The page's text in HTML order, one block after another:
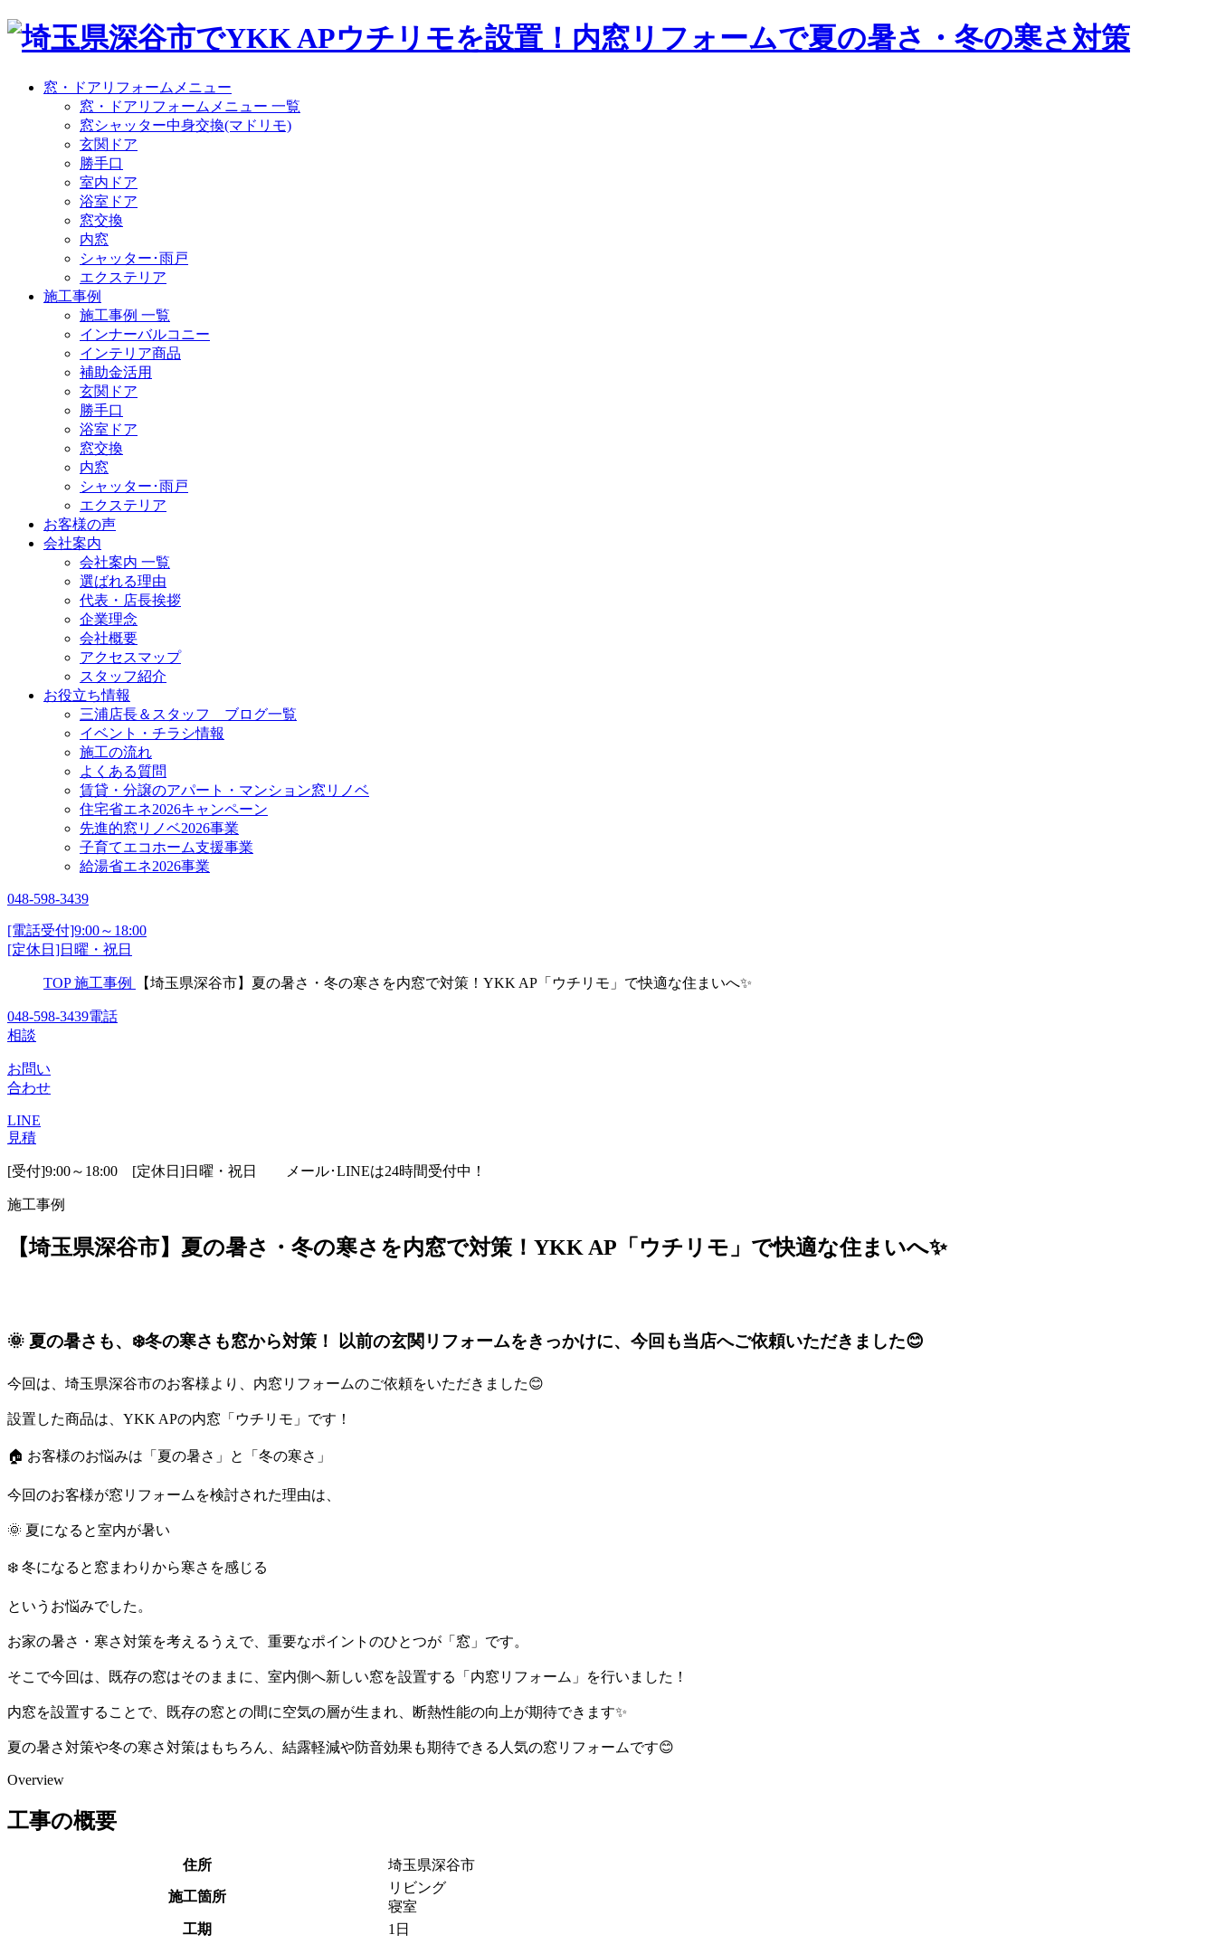
窓・ドアリフォームメニュー
窓・ドアリフォームメニュー 一覧
窓シャッター中身交換(マドリモ)
玄関ドア
勝手口
室内ドア
浴室ドア
窓交換
内窓
シャッター･雨戸
エクステリア
施工事例
施工事例 一覧
インナーバルコニー
インテリア商品
補助金活用
玄関ドア
勝手口
浴室ドア
窓交換
内窓
シャッター･雨戸
エクステリア
お客様の声
会社案内
会社案内 一覧
選ばれる理由
代表・店長挨拶
企業理念
会社概要
アクセスマップ
スタッフ紹介
お役立ち情報
三浦店長＆スタッフ ブログ一覧
イベント・チラシ情報
施工の流れ
よくある質問
賃貸・分譲のアパート・マンション窓リノベ
住宅省エネ2026キャンペーン
先進的窓リノベ2026事業
子育てエコホーム支援事業
給湯省エネ2026事業
048-598-3439
[電話受付]9:00～18:00
[定休日]日曜・祝日
TOP 施工事例 【埼玉県深谷市】夏の暑さ・冬の寒さを内窓で対策！YKK AP「ウチリモ」で快適な住まいへ✨
048-598-3439電話
相談
お問い
合わせ
LINE
見積
[受付]9:00～18:00 [定休日]日曜・祝日 メール･LINEは24時間受付中！
施工事例
【埼玉県深谷市】夏の暑さ・冬の寒さを内窓で対策！YKK AP「ウチリモ」で快適な住まいへ✨
🌞 夏の暑さも、❄️冬の寒さも窓から対策！ 以前の玄関リフォームをきっかけに、今回も当店へご依頼いただきました😊
今回は、埼玉県深谷市のお客様より、内窓リフォームのご依頼をいただきました😊
設置した商品は、YKK APの内窓「ウチリモ」です！
🏠 お客様のお悩みは「夏の暑さ」と「冬の寒さ」
今回のお客様が窓リフォームを検討された理由は、
🌞 夏になると室内が暑い
❄️ 冬になると窓まわりから寒さを感じる
というお悩みでした。
お家の暑さ・寒さ対策を考えるうえで、重要なポイントのひとつが「窓」です。
そこで今回は、既存の窓はそのままに、室内側へ新しい窓を設置する「内窓リフォーム」を行いました！
内窓を設置することで、既存の窓との間に空気の層が生まれ、断熱性能の向上が期待できます✨
夏の暑さ対策や冬の寒さ対策はもちろん、結露軽減や防音効果も期待できる人気の窓リフォームです😊
Overview
工事の概要
住所 埼玉県深谷市
施工箇所
リビング
寝室
工期
1日